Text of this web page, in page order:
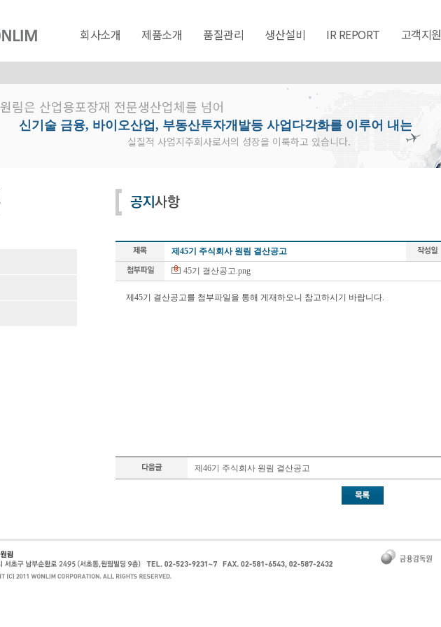
회사소개 제품소개 품질관리 생산설비 IR REPORT 고객지원
원림은 산업용포장재 전문생산업체를 넘어
신기술 금융, 바이오산업, 부동산투자개발등 사업다각화를 이루어 내는
실질적 사업지주회사로서의 성장을 이룩하고 있습니다.
제45기 주식회사 원림 결산공고
45기 결산공고.png
제45기 결산공고를 첨부파일을 통해 게재하오니 참고하시기 바랍니다.
제46기 주식회사 원림 결산공고